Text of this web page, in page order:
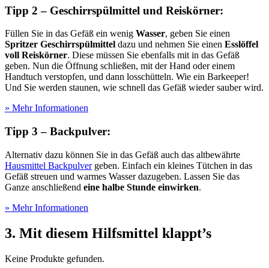
Tipp 2 – Geschirrspülmittel und Reiskörner:
Füllen Sie in das Gefäß ein wenig Wasser, geben Sie einen
Spritzer Geschirrspülmittel dazu und nehmen Sie einen Esslöffel
voll Reiskörner. Diese müssen Sie ebenfalls mit in das Gefäß
geben. Nun die Öffnung schließen, mit der Hand oder einem
Handtuch verstopfen, und dann losschütteln. Wie ein Barkeeper!
Und Sie werden staunen, wie schnell das Gefäß wieder sauber wird.
» Mehr Informationen
Tipp 3 – Backpulver:
Alternativ dazu können Sie in das Gefäß auch das altbewährte
Hausmittel Backpulvergeben. Einfach ein kleines Tütchen in das
Gefäß streuen und warmes Wasser dazugeben. Lassen Sie das
Ganze anschließend eine halbe Stunde einwirken.
» Mehr Informationen
3. Mit diesem Hilfsmittel klappt’s
Keine Produkte gefunden.